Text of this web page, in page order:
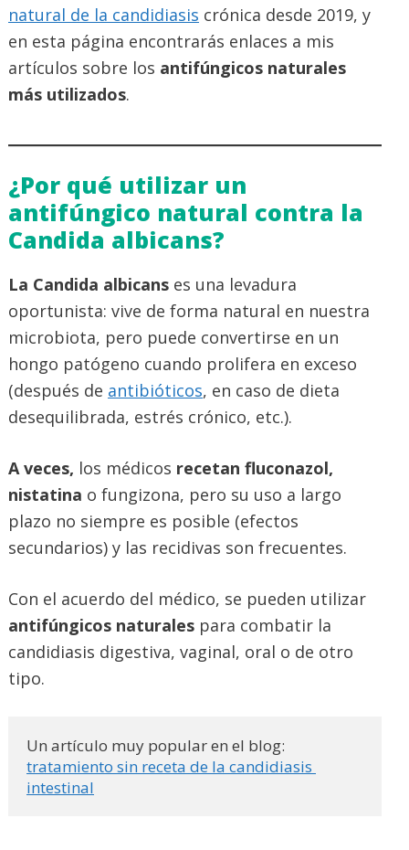
natural de la candidiasis crónica desde 2019, y
en esta página encontrarás enlaces a mis
artículos sobre los antifúngicos naturales
más utilizados.
¿Por qué utilizar un
antifúngico natural contra la
Candida albicans?
La Candida albicans es una levadura
oportunista: vive de forma natural en nuestra
microbiota, pero puede convertirse en un
hongo patógeno cuando prolifera en exceso
(después de antibióticos, en caso de dieta
desequilibrada, estrés crónico, etc.).
A veces, los médicos recetan fluconazol,
nistatina o fungizona, pero su uso a largo
plazo no siempre es posible (efectos
secundarios) y las recidivas son frecuentes.
Con el acuerdo del médico, se pueden utilizar
antifúngicos naturales para combatir la
candidiasis digestiva, vaginal, oral o de otro
tipo.
tratamiento sin receta de la candidiasis
intestinal